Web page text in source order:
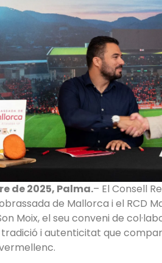
de 2025, Palma.– El Consell
de Mallorca i el RCD
Moix, el seu conveni de
i autenticitat que